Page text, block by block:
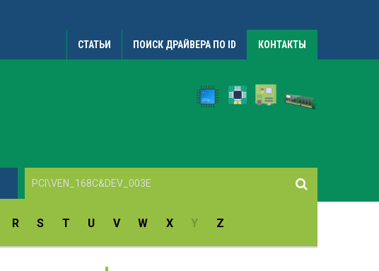
СТАТЬИ ПОИСК ДРАЙВЕРА ПО ID КОНТАКТЫ
R S T U V W X Y Z